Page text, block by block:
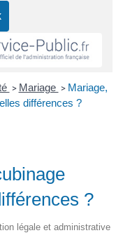
> Mariage > Mariage,
différences ?
?
légale et administrative